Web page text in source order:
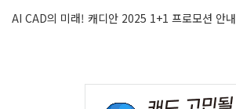
AI CAD의 미래! 캐디안 2025 1+1 프로모션 안내